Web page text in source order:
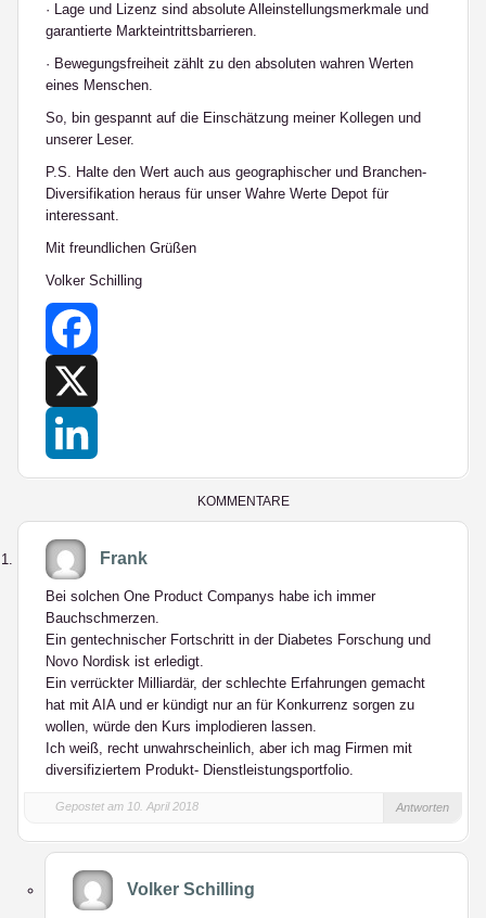
· Lage und Lizenz sind absolute Alleinstellungsmerkmale und
garantierte Markteintrittsbarrieren.
· Bewegungsfreiheit zählt zu den absoluten wahren Werten
eines Menschen.
So, bin gespannt auf die Einschätzung meiner Kollegen und
unserer Leser.
P.S. Halte den Wert auch aus geographischer und Branchen-
Diversifikation heraus für unser Wahre Werte Depot für
interessant.
Mit freundlichen Grüßen
Volker Schilling
Facebook
KOMMENTARE
Frank
Bei solchen One Product Companys habe ich immer
Bauchschmerzen.
Ein gentechnischer Fortschritt in der Diabetes Forschung und
Novo Nordisk ist erledigt.
Ein verrückter Milliardär, der schlechte Erfahrungen gemacht
hat mit AIA und er kündigt nur an für Konkurrenz sorgen zu
wollen, würde den Kurs implodieren lassen.
Ich weiß, recht unwahrscheinlich, aber ich mag Firmen mit
diversifiziertem Produkt- Dienstleistungsportfolio.
Gepostet am 10. April 2018 Antworten
Volker Schilling